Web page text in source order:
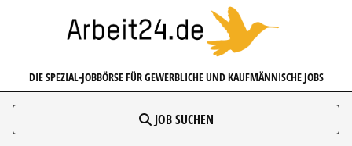
ARBEIT24.DE
DIE SPEZIAL-JOBBÖRSE FÜR GEWERBLICHE UND KAUFMÄNNISCHE JOBS
JOB SUCHEN